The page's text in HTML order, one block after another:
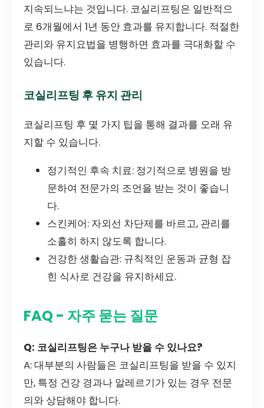
지속되느냐는 것입니다. 코실리프팅은 일반적으
로 6개월에서 1년 동안 효과를 유지합니다. 적절한
관리와 유지요법을 병행하면 효과를 극대화할 수
있습니다.
코실리프팅 후 유지 관리
코실리프팅 후 몇 가지 팁을 통해 결과를 오래 유
지할 수 있습니다.
정기적인 후속 치료: 정기적으로 병원을 방
문하여 전문가의 조언을 받는 것이 좋습니
다.
스킨케어: 자외선 차단제를 바르고, 관리를
소홀히 하지 않도록 합니다.
건강한 생활습관: 규칙적인 운동과 균형 잡
힌 식사로 건강을 유지하세요.
FAQ - 자주 묻는 질문
Q: 코실리프팅은 누구나 받을 수 있나요?
A: 대부분의 사람들은 코실리프팅을 받을 수 있지
만, 특정 건강 경과나 알레르기가 있는 경우 전문
의와 상담해야 합니다.